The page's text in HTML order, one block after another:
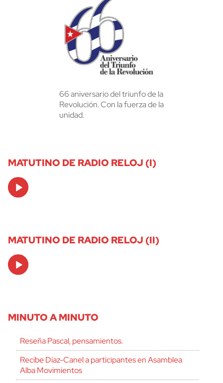
66 aniversario del triunfo de la
Revolución. Con la fuerza de la
unidad.
MATUTINO DE RADIO RELOJ (I)
Audio
Player
MATUTINO DE RADIO RELOJ (II)
Audio
Player
MINUTO A MINUTO
Reseña Pascal, pensamientos.
Recibe Díaz-Canel a participantes en Asamblea
Alba Movimientos